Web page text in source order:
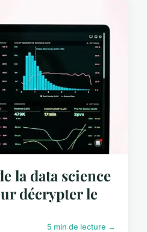
la data science
décrypter le
5 min de lecture →